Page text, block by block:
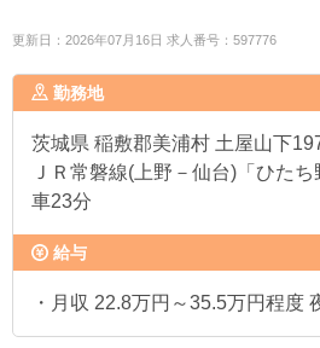
更新日：2026年07月16日 求人番号：597776
勤務地
茨城県 稲敷郡美浦村 土屋山下
ＪＲ常磐線(上野－仙台)「ひたち
車23分
給与
・月収 22.8万円～35.5万円程度